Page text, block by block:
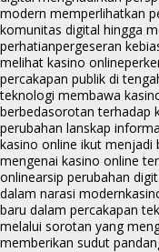
modern memperlihatkan
komunitas digital hingga
perhatianpergeseran
melihat kasino online
percakapan publik di
teknologi membawa
berbedasorotan terhadap
perubahan lanskap
kasino online ikut menjadi
mengenai kasino online
onlinearsip perubahan
dalam narasi modern
baru dalam percakapan
melalui sorotan yang
memberikan sudut